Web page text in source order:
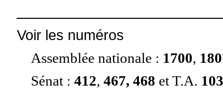
Voir les numéros
Assemblée nationale : 1700,
Sénat : 412, 467, 468 etT.A. 103